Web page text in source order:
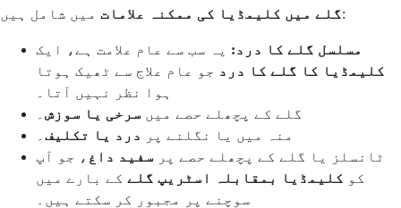
گلے میں کلیمڈیا کی ممکنہ علاماتمیں شامل ہیں:
مسلسل گلے کا درد: یہ سب سے عام علامت ہے، ایک
کلیمڈیا کا گلے کا درد جو عام علاج سے ٹھیک ہوتا
ہوا نظر نہیں آتا۔
گلے کے پچھلے حصے میں سرخی یا سوزش
منہ میں یا نگلنے پر
درد یا تکلیف
ٹانسلز یا گلے کے پچھلے حصے پر سفید داغ ، جو آپ
کو کلیمڈیا بمقابلہ اسٹریپ گلے کے بارے میں
سوچنے پر مجبور کر سکتے ہیں۔